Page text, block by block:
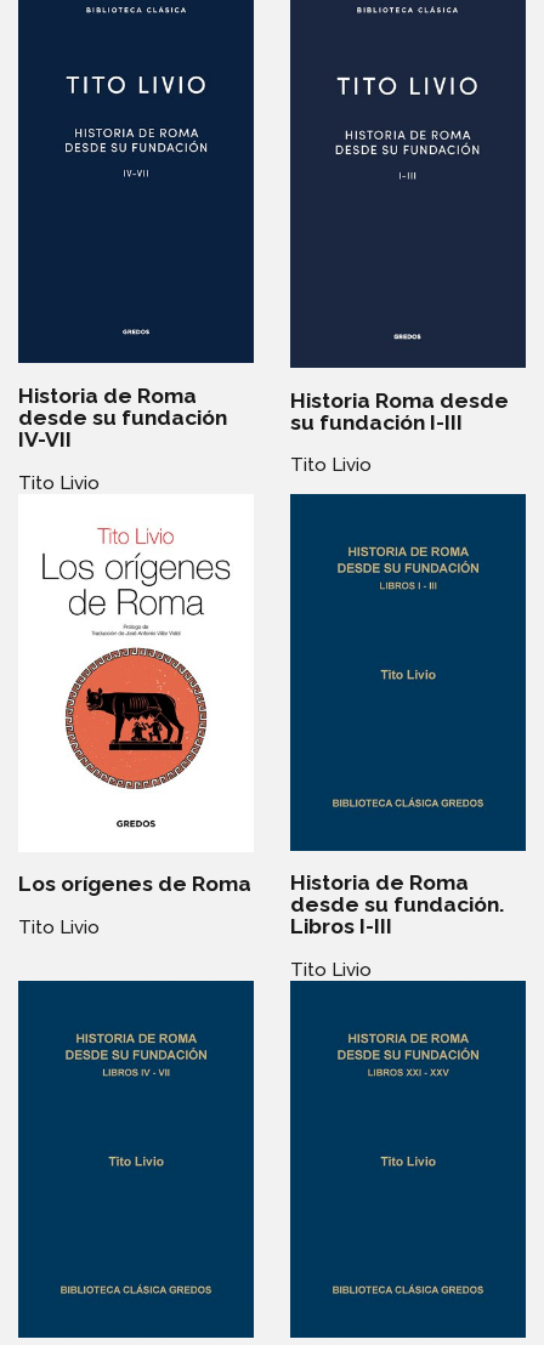
Historia de Roma
desde su fundación
IV-VII
Tito Livio
Historia Roma desde
su fundación I-III
Tito Livio
Los orígenes de Roma
Tito Livio
Historia de Roma
desde su fundación.
Libros I-III
Tito Livio